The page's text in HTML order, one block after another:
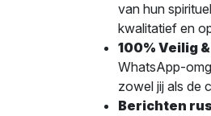
van hun
kwalitatief en
100% Veilig
WhatsApp-
zowel jij als de
Berichten